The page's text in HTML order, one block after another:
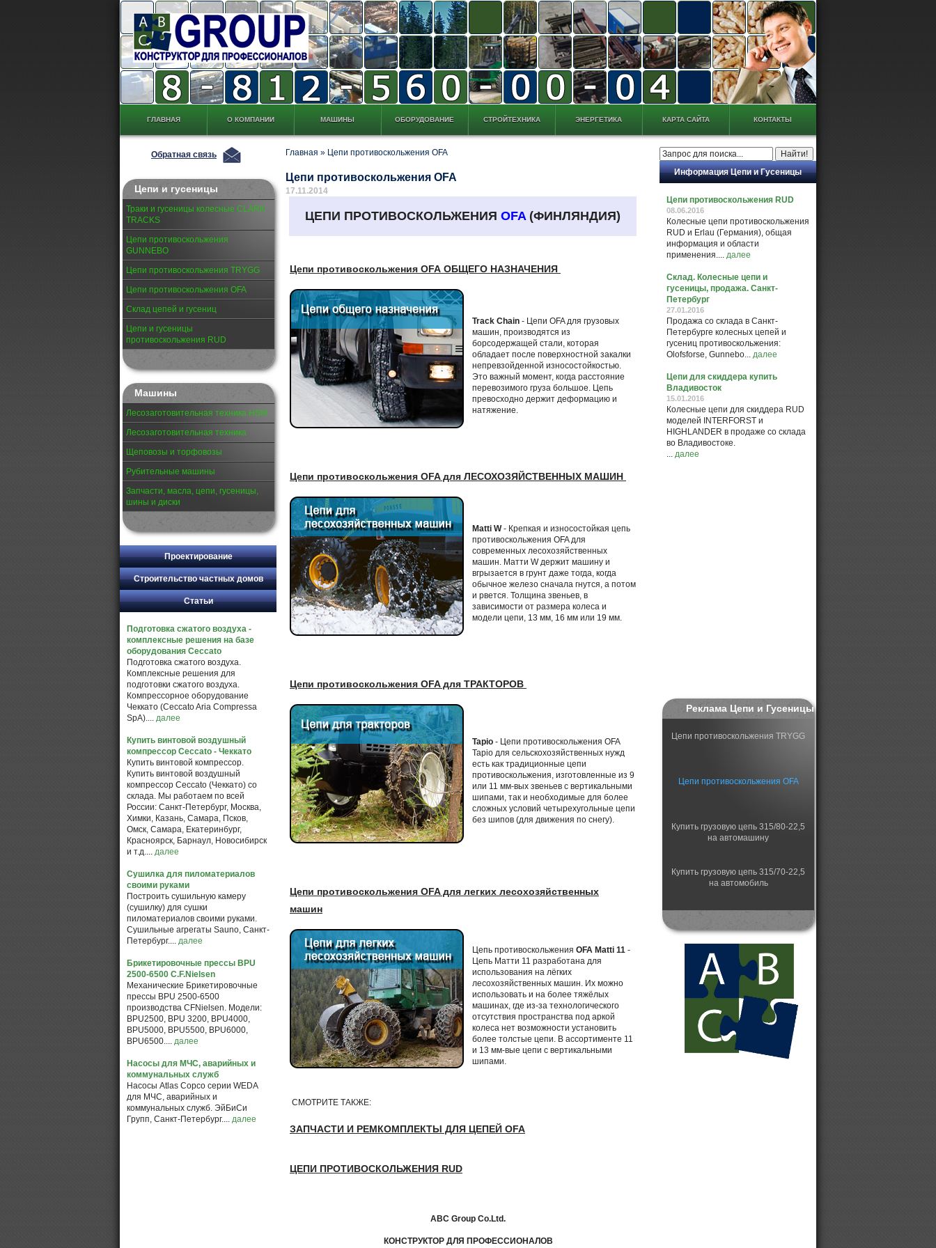
ГЛАВНАЯ О КОМПАНИИ МАШИНЫ ОБОРУДОВАНИЕ СТРОЙТЕХНИКА ЭНЕРГЕТИКА КАРТА САЙТА КОНТАКТЫ
Обратная связь
Цепи и гусеницы
Траки и гусеницы колесные CLARK
TRACKS
Цепи противоскольжения
GUNNEBO
Цепи противоскольжения TRYGG
Цепи противоскольжения OFA
Склад цепей и гусениц
Цепи и гусеницы
противоскольжения RUD
Машины
Лесозаготовительная техника HSM
Лесозаготовительная техника
Щеповозы и торфовозы
Рубительные машины
Запчасти, масла, цепи, гусеницы,
шины и диски
Проектирование
Строительство частных домов
Статьи
Подготовка сжатого воздуха -
комплексные решения на базе
оборудования Ceccato
Подготовка сжатого воздуха.
Комплексные решения для
подготовки сжатого воздуха.
Компрессорное оборудование
Чеккато (Ceccato Aria Compressa
SpA).... далее
Купить винтовой воздушный
компрессор Ceccato - Чеккато
Купить винтовой компрессор.
Купить винтовой воздушный
компрессор Ceccato (Чеккато) со
склада. Мы работаем по всей
России: Санкт-Петербург, Москва,
Химки, Казань, Самара, Псков,
Омск, Самара, Екатеринбург,
Красноярск, Барнаул, Новосибирск
и т.д.... далее
Сушилка для пиломатериалов
своими руками
Построить сушильную камеру
(сушилку) для сушки
пиломатериалов своими руками.
Сушильные агрегаты Sauno, Санкт-
Петербург.... далее
Брикетировочные прессы BPU
2500-6500 C.F.Nielsen
Механические Брикетировочные
прессы BPU 2500-6500
производства CFNielsen. Модели:
BPU2500, BPU 3200, BPU4000,
BPU5000, BPU5500, BPU6000,
BPU6500.... далее
Насосы для МЧС, аварийных и
коммунальных служб
Насосы Atlas Copco серии WEDA
для МЧС, аварийных и
коммунальных служб. ЭйБиСи
Групп, Санкт-Петербург.... далее
Главная » Цепи противоскольжения OFA
Цепи противоскольжения OFA
17.11.2014
ЦЕПИ ПРОТИВОСКОЛЬЖЕНИЯ OFA (ФИНЛЯНДИЯ)
Цепи противоскольжения OFA ОБЩЕГО НАЗНАЧЕНИЯ
Track Chain - Цепи OFA для грузовых
машин, производятся из
борсодержащей стали, которая
обладает после поверхностной закалки
непревзойденной износостойкостью.
Это важный момент, когда расстояние
перевозимого груза большое. Цепь
превосходно держит деформацию и
натяжение.
Цепи противоскольжения OFA для ЛЕСОХОЗЯЙСТВЕННЫХ МАШИН
Matti W- Крепкая и износостойкая цепь
противоскольжения OFA для
современных лесохозяйственных
машин. Матти W держит машину и
вгрызается в грунт даже тогда, когда
обычное железо сначала гнутся, а потом
и рвется. Толщина звеньев, в
зависимости от размера колеса и
модели цепи, 13 мм, 16 мм или 19 мм.
Цепи противоскольжения OFA для ТРАКТОРОВ
Tapio - Цепи противоскольжения OFA
Tapio для сельскохозяйственных нужд
есть как традиционные цепи
противоскольжения, изготовленные из 9
или 11 мм-вых звеньев с вертикальными
шипами, так и необходимые для более
сложных условий четырехугольные цепи
без шипов (для движения по снегу).
Цепи противоскольжения OFA для легких лесохозяйственных
машин
Цепь противоскольжения OFA Matti 11 -
Цепь Матти 11 разработана для
использования на лёгких
лесохозяйственных машин. Их можно
использовать и на более тяжёлых
машинах, где из-за технологического
отсутствия пространства под аркой
колеса нет возможности установить
более толстые цепи. В ассортименте 11
и 13 мм-вые цепи с вертикальными
шипами.
СМОТРИТЕ ТАКЖЕ:
ЗАПЧАСТИ И РЕМКОМПЛЕКТЫ ДЛЯ ЦЕПЕЙ OFA
ЦЕПИ ПРОТИВОСКОЛЬЖЕНИЯ RUD
ABC Group Co.Ltd.
КОНСТРУКТОР ДЛЯ ПРОФЕССИОНАЛОВ
Информация Цепи и Гусеницы
Цепи противоскольжения RUD
08.06.2016
Колесные цепи противоскольжения
RUD и Erlau (Германия), общая
информация и области
применения.... далее
Склад. Колесные цепи и
гусеницы, продажа. Санкт-
Петербург
27.01.2016
Продажа со склада в Санкт-
Петербурге колесных цепей и
гусениц противоскольжения:
Olofsforse, Gunnebo... далее
Цепи для скиддера купить
Владивосток
15.01.2016
Колесные цепи для скиддера RUD
моделей INTERFORST и
HIGHLANDER в продаже со склада
во Владивостоке.
... далее
Реклама Цепи и Гусеницы
Цепи противоскольжения TRYGG
Цепи противоскольжения OFA
Купить грузовую цепь 315/80-22,5
на автомашину
Купить грузовую цепь 315/70-22,5
на автомобиль
на автомобиль
Колесные цепи
противоскольжения Gunnebo
Противобуксовочные цепи
Цепи на автомобильные шины